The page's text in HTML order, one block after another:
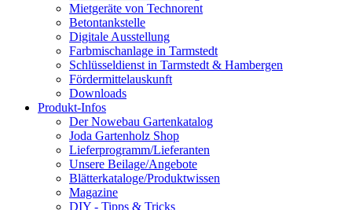
Mietgeräte von Technorent
Betontankstelle
Digitale Ausstellung
Farbmischanlage in Tarmstedt
Schlüsseldienst in Tarmstedt & Hambergen
Fördermittelauskunft
Downloads
Produkt-Infos
Der Nowebau Gartenkatalog
Joda Gartenholz Shop
Lieferprogramm/Lieferanten
Unsere Beilage/Angebote
Blätterkataloge/Produktwissen
Magazine
DIY - Tipps & Tricks